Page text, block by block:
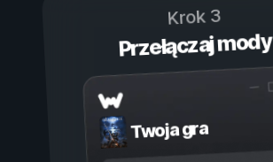
Krok 3
Przełączaj mody
Twoja gra